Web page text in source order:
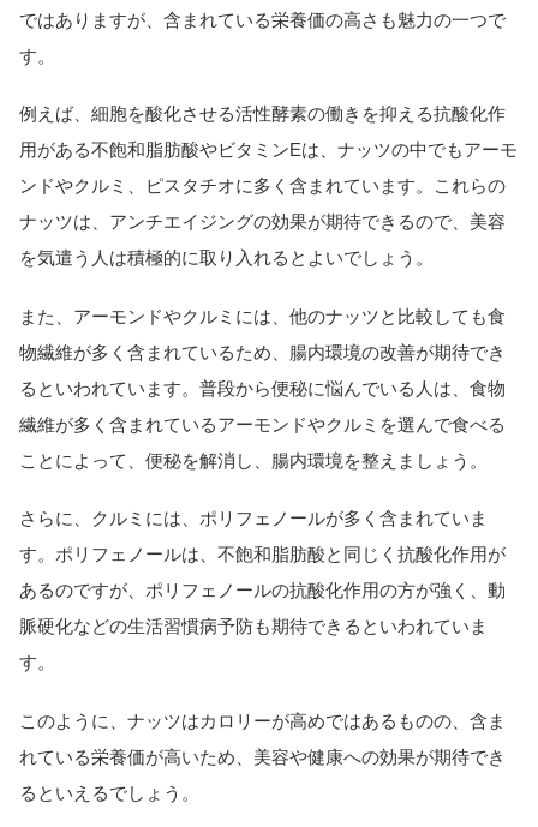
ではありますが、含まれている栄養価の高さも魅力の一つで
す。
例えば、細胞を酸化させる活性酵素の働きを抑える抗酸化作
用がある不飽和脂肪酸やビタミンEは、ナッツの中でもアーモ
ンドやクルミ、ピスタチオに多く含まれています。これらの
ナッツは、アンチエイジングの効果が期待できるので、美容
を気遣う人は積極的に取り入れるとよいでしょう。
また、アーモンドやクルミには、他のナッツと比較しても食
物繊維が多く含まれているため、腸内環境の改善が期待でき
るといわれています。普段から便秘に悩んでいる人は、食物
繊維が多く含まれているアーモンドやクルミを選んで食べる
ことによって、便秘を解消し、腸内環境を整えましょう。
さらに、クルミには、ポリフェノールが多く含まれていま
す。ポリフェノールは、不飽和脂肪酸と同じく抗酸化作用が
あるのですが、ポリフェノールの抗酸化作用の方が強く、動
脈硬化などの生活習慣病予防も期待できるといわれていま
す。
このように、ナッツはカロリーが高めではあるものの、含ま
れている栄養価が高いため、美容や健康への効果が期待でき
るといえるでしょう。